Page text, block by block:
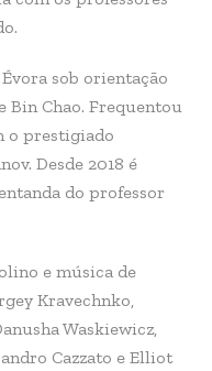
sob orientação
Bin Chao. Frequentou
o prestigiado
Desde 2018 é
do professor
e música de
Kravechnko,
Waskiewicz,
Cazzato e Elliot